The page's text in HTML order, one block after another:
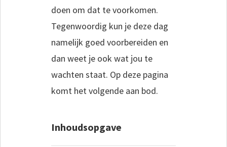
doen om dat te voorkomen.
Tegenwoordig kun je deze dag
namelijk goed voorbereiden en
dan weet je ook wat jou te
wachten staat. Op deze pagina
komt het volgende aan bod.
Inhoudsopgave